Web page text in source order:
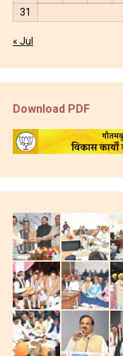
31
« Jul
Download PDF